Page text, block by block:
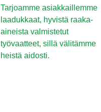
Tarjoamme asiakkaillemme
laadukkaat, hyvistä raaka-
aineista valmistetut
työvaatteet, sillä välitämme
heistä aidosti.